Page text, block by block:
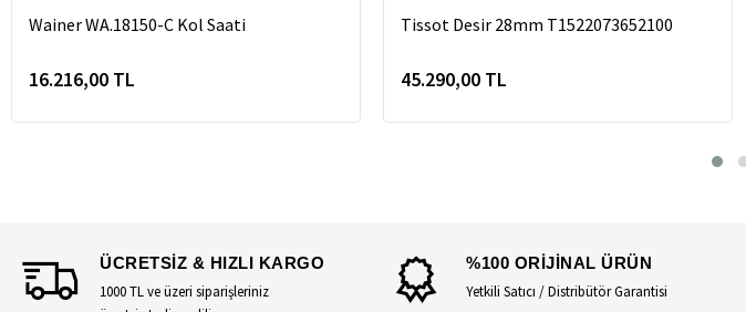
Wainer WA.18150-C Kol Saati
16.216,00 TL
Tissot Desir 28mm T1522073652100
45.290,00 TL
ÜCRETSİZ & HIZLI KARGO
1000 TL ve üzeri siparişleriniz
%100 ORİJİNAL ÜRÜN
Yetkili Satıcı / Distribütör Garantisi